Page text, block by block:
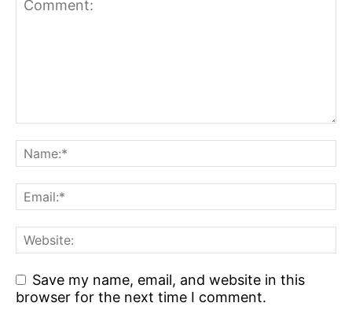
Save my name, email, and website in this
browser for the next time I comment.